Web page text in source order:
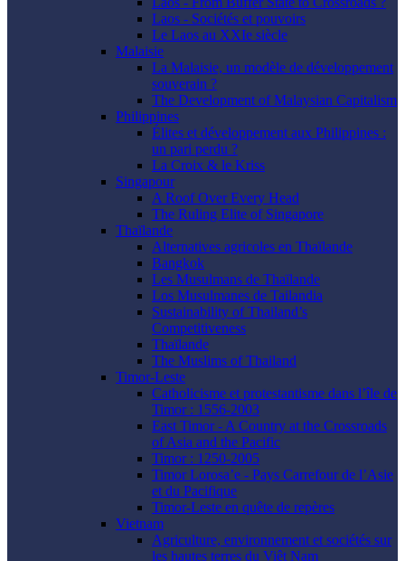
Laos - Sociétés et pouvoirs
Le Laos au XXIe siècle
Malaisie
La Malaisie, un modèle de développement
souverain ?
The Development of Malaysian Capitalism
Philippines
Élites et développement aux Philippines :
un pari perdu ?
La Croix & le Kriss
Singapour
A Roof Over Every Head
The Ruling Elite of Singapore
Thaïlande
Alternatives agricoles en Thaïlande
Bangkok
Les Musulmans de Thaïlande
Los Musulmanes de Tailandia
Sustainability of Thailand’s
Competitiveness
Thaïlande
The Muslims of Thailand
Timor-Leste
Catholicisme et protestantisme dans l’île de
Timor : 1556-2003
East Timor - A Country at the Crossroads
of Asia and the Pacific
Timor : 1250-2005
Timor Lorosa’e - Pays Carrefour de l’Asie
et du Pacifique
Timor-Leste en quête de repères
Vietnam
Agriculture, environnement et sociétés sur
les hautes terres du Viêt Nam